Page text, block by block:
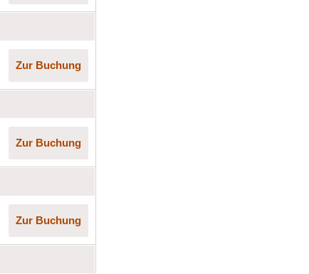
Zur Buchung
Zur Buchung
Zur Buchung